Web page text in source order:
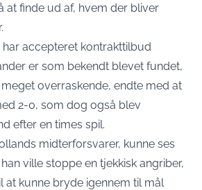
at finde ud af, hvem der bliver
har accepteret kontrakttilbud
er som bekendt blevet fundet,
overraskende, endte med at
2-0, som dog også blev
efter en times spil.
midterforsvarer, kunne ses
ville stoppe en tjekkisk angriber,
at kunne bryde igennem til mål